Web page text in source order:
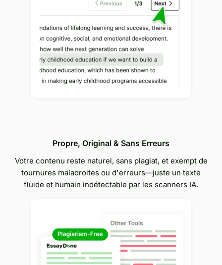
Propre, Original & Sans Erreurs
Votre contenu reste naturel, sans plagiat, et exempt de
tournures maladroites ou d'erreurs—juste un texte
fluide et humain indétectable par les scanners IA.